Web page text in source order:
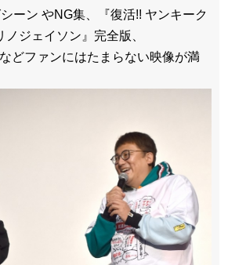
ーン やNG集、『復活!! ヤンキーク
ジェイソン』完全版、
どファンにはたまらない映像が満